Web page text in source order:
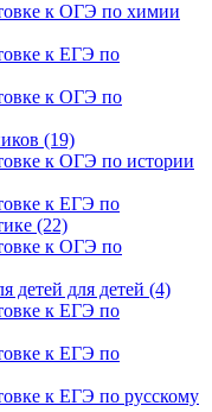
к ОГЭ по химии
к ЕГЭ по
к ОГЭ по
(19)
к ОГЭ по истории
к ЕГЭ по
(22)
к ОГЭ по
детей для детей (4)
к ЕГЭ по
к ЕГЭ по
к ЕГЭ по русскому